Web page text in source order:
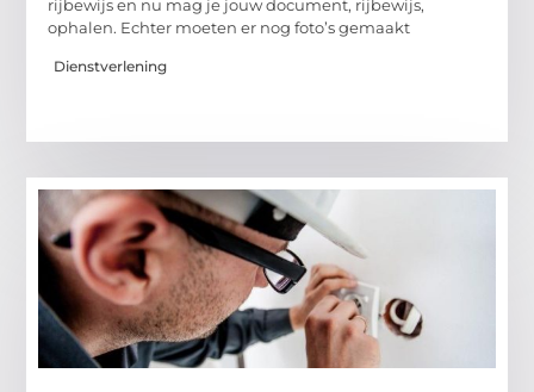
rijbewijs en nu mag je jouw document, rijbewijs,
ophalen. Echter moeten er nog foto’s gemaakt
Dienstverlening